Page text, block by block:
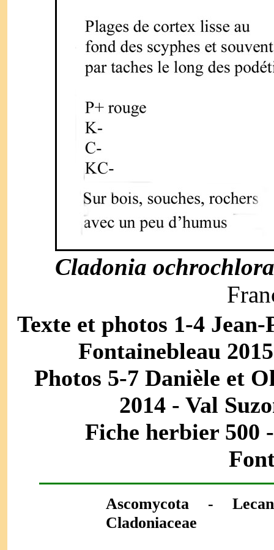
Cladonia ochrochlora
Texte et photos 1-4
Fontainebleau
Photos 5-7 Danièle et
2014 - Val
Fiche herbier 500
Ascomycota -
Cladoniaceae